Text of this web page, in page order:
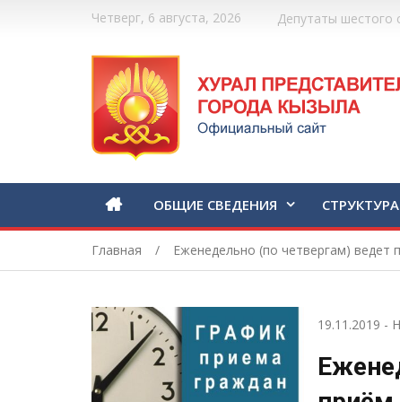
Четверг, 6 августа, 2026 Депутаты шестого
ОБЩИЕ СВЕДЕНИЯ СТРУКТУРА
Главная Еженедельно (по четвергам) ведет
19.11.2019 -